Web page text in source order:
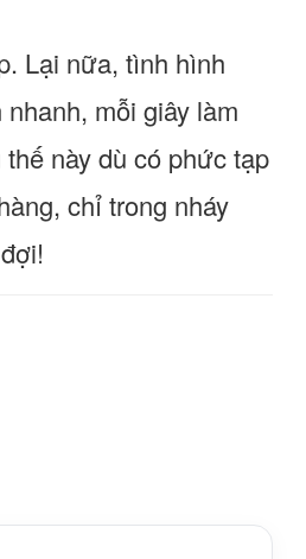
Lại nữa, tình hình
mỗi giây làm
này dù có phức tạp
chỉ trong nháy